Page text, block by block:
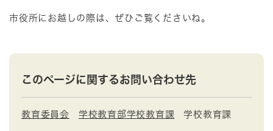
市役所にお越しの際は、ぜひご覧くださいね。
このページに関するお問い合わせ先
教育委員会 学校教育部学校教育課 学校教育課